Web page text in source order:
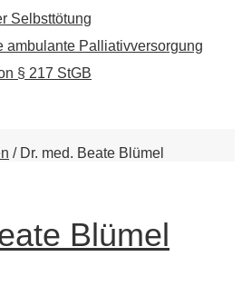
Selbsttötung
ambulante Palliativversorgung
§ 217 StGB
/ Dr. med. Beate Blümel
Blümel